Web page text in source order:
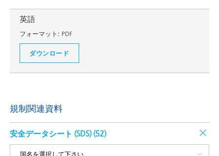
英語
フォーマット: PDF
ダウンロード
規制関連資料
安全データシート (SDS) (52)